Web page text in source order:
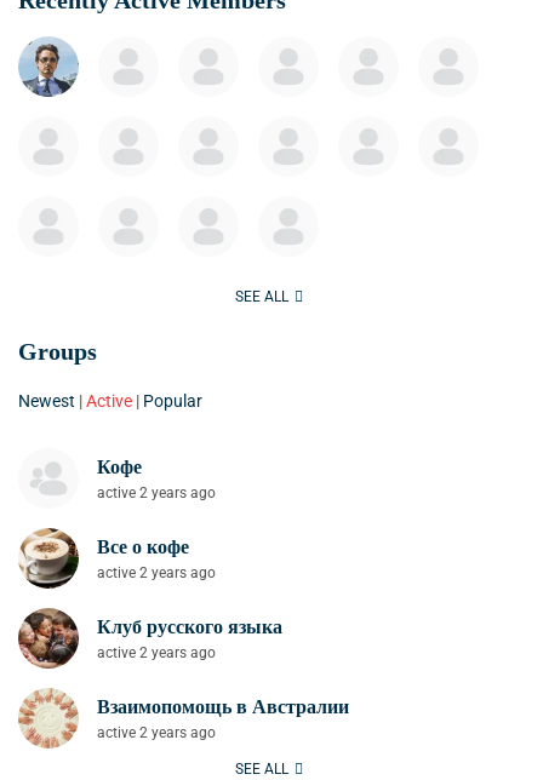
SEE ALL
Groups
Newest |Active | Popular
Кофе
active 2 years ago
Все о кофе
active 2 years ago
Клуб русского языка
active 2 years ago
Взаимопомощь в Австралии
active 2 years ago
SEE ALL